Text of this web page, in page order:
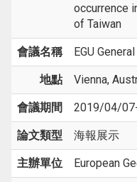
occurrence
of Taiwan
會議名稱 EGU
地點 Vienna,
會議期間 2019/04/
論文類型 海報展示
主辦單位 European